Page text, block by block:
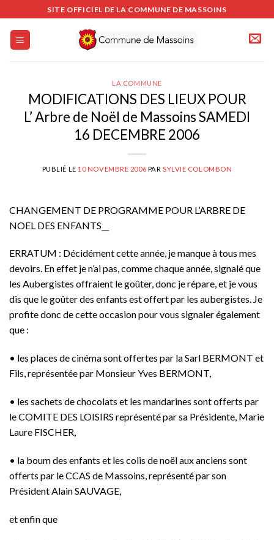
au
contenu
SITE OFFICIEL DE LA COMMUNE DE MASSOINS
LA COMMUNE
MODIFICATIONS DES LIEUX POUR
L’ Arbre de Noël de Massoins SAMEDI
16 DECEMBRE 2006
PUBLIÉ LE 10 NOVEMBRE 2006 PAR SYLVIE COLOMBON
CHANGEMENT DE PROGRAMME POUR L’ARBRE DE
NOEL DES ENFANTS__
ERRATUM : Décidément cette année, je manque à tous mes
devoirs. En effet je n’ai pas, comme chaque année, signalé que
les Aubergistes offraient le goûter, donc je répare, et je vous
dis que le goûter des enfants est offert par les aubergistes. Je
profite donc de cette occasion pour vous signaler également
que :
• les places de cinéma sont offertes par la Sarl BERMONT et
Fils, représentée par Monsieur Yves BERMONT,
• les sachets de chocolats et les mandarines sont offerts par
le COMITE DES LOISIRS représenté par sa Présidente, Marie
Laure FISCHER,
• la boum des enfants et les colis de noël aux anciens sont
offerts par le CCAS de Massoins, représenté par son
Président Alain SAUVAGE,
et enfin que